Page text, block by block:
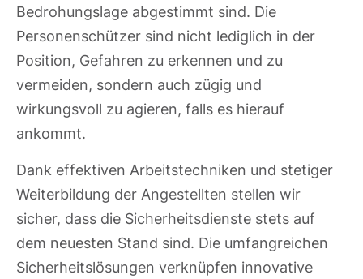
Bedrohungslage abgestimmt sind. Die
Personenschützer sind nicht lediglich in der
Position, Gefahren zu erkennen und zu
vermeiden, sondern auch zügig und
wirkungsvoll zu agieren, falls es hierauf
ankommt.
Dank effektiven Arbeitstechniken und stetiger
Weiterbildung der Angestellten stellen wir
sicher, dass die Sicherheitsdienste stets auf
dem neuesten Stand sind. Die umfangreichen
Sicherheitslösungen verknüpfen innovative